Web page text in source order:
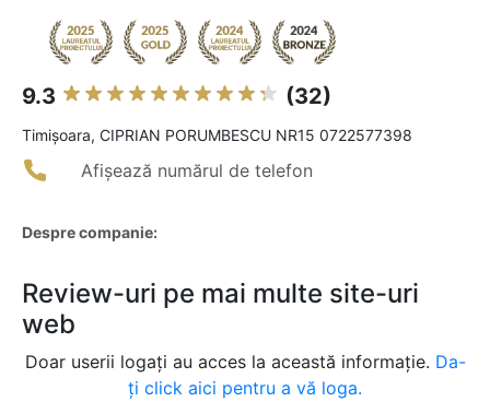
9.3 (32)
Timişoara, CIPRIAN PORUMBESCU NR15 0722577398
Afișează numărul de telefon
Despre companie:
Review-uri pe mai multe site-uri
web
Doar userii logați au acces la această informație. Da-
ți click aici pentru a vă loga.